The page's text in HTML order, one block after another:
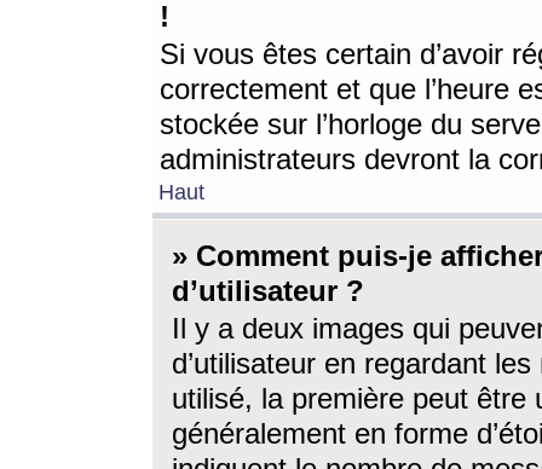
!
Si vous êtes certain d’avoir
correctement et que l’heure
stockée sur l’horloge du
administrateurs devront la
Haut
» Comment puis-je
d’utilisateur ?
Il y a deux images qui
d’utilisateur en regardant
utilisé, la première peut être
généralement en forme